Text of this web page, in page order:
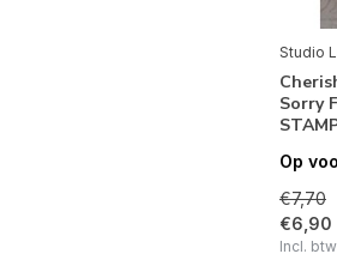
Studio
Sorry
Op
€7,70
€6,90
Incl. btw